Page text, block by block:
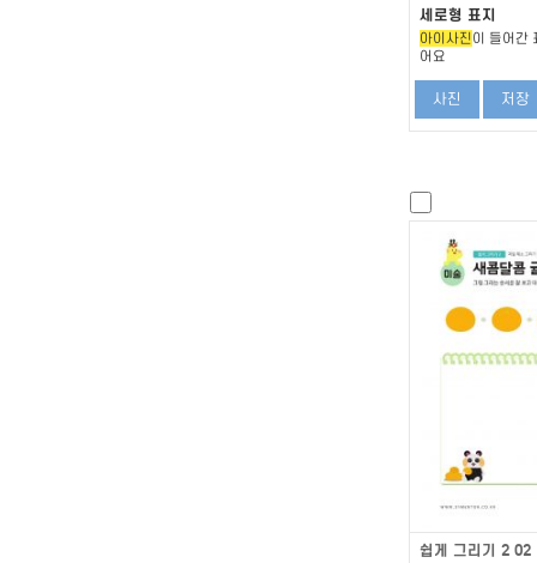
세로형 표지
아이사진 이 들어간
어요
사진 저장
쉽게 그리기 2 02